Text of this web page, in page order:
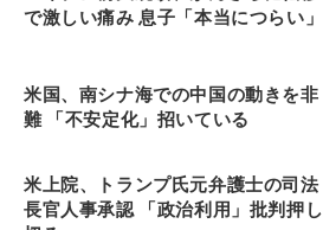
で激しい痛み 息子「本当につらい」
米国、南シナ海での中国の動きを非
難 「不安定化」招いている
米上院、トランプ氏元弁護士の司法
長官人事承認 「政治利用」批判押し